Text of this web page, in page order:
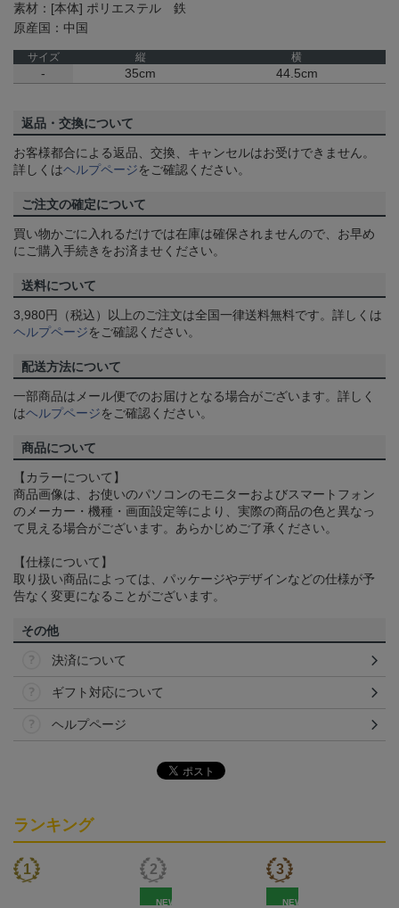
素材：[本体] ポリエステル 鉄
原産国：中国
サイズ 縦 横
- 35cm 44.5cm
返品・交換について
お客様都合による返品、交換、キャンセルはお受けできません。
詳しくはヘルプページをご確認ください。
ご注文の確定について
買い物かごに入れるだけでは在庫は確保されませんので、お早め
にご購入手続きをお済ませください。
送料について
3,980円（税込）以上のご注文は全国一律送料無料です。詳しくは
ヘルプページをご確認ください。
配送方法について
一部商品はメール便でのお届けとなる場合がございます。詳しく
はヘルプページをご確認ください。
商品について
【カラーについて】
商品画像は、お使いのパソコンのモニターおよびスマートフォン
のメーカー・機種・画面設定等により、実際の商品の色と異なっ
て見える場合がございます。あらかじめご了承ください。
【仕様について】
取り扱い商品によっては、パッケージやデザインなどの仕様が予
告なく変更になることがございます。
その他
決済について
ギフト対応について
ヘルプページ
ランキング
NEW NEW